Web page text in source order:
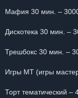
Мафия 30 мин. –
Дискотека 30 мин. –
Трешбокс 30 мин. –
Игры МТ (игры
Торт тематический –